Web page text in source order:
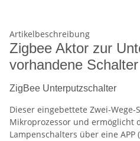
Artikelbeschreibung
Zigbee Aktor zur
vorhandene Schalter
ZigBee Unterputzschalter
Dieser eingebettete Zwei-
Mikroprozessor und ermöglicht
Lampenschalters über eine APP